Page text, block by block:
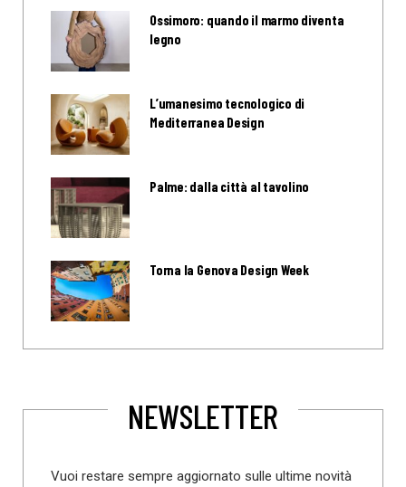
Ossimoro: quando il marmo diventa
legno
L’umanesimo tecnologico di
Mediterranea Design
Palme: dalla città al tavolino
Torna la Genova Design Week
NEWSLETTER
Vuoi restare sempre aggiornato sulle ultime novità